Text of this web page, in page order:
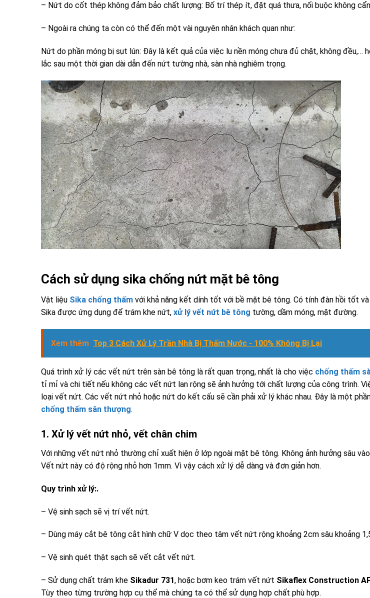
– Nứt do cốt thép không đảm bảo chất lượng: Bố trí thép ít, đặt quá thưa, nối buộc không
– Ngoài ra chúng ta còn có thể đến một vài nguyên nhân khách quan như:
Nứt do phần móng bị sụt lún: Đây là kết quả của việc lu nền móng chưa đủ chặt, không đều,…
lắc sau một thời gian dài dẫn đến nứt tường nhà, sàn nhà nghiêm trọng.
Cách sử dụng sika chống nứt mặt bê tông
Vật liệu Sika chống thấm với khả năng kết dính tốt với bề mặt bê tông. Có tính đàn hồi tốt và
Sika được ứng dụng để trám khe nứt, xử lý vết nứt bê tông tường, dầm móng, mặt đường.
Xem thêm Top 3 Cách Xử Lý Trần Nhà Bị Thấm Nước - 100% Không Bị Lại
Quá trình xử lý các vết nứt trên sàn bê tông là rất quan trọng, nhất là cho việc chống thấm
tỉ mỉ và chi tiết nếu không các vết nứt lan rộng sẽ ảnh hưởng tới chất lượng của công trình.
loại vết nứt. Các vết nứt nhỏ hoặc nứt do kết cấu sẽ cần phải xử lý khác nhau. Đây là một
chống thấm sân thượng.
1. Xử lý vết nứt nhỏ, vết chân chim
Với những vết nứt nhỏ thường chỉ xuất hiện ở lớp ngoài mặt bê tông. Không ảnh hưởng sâu
Vết nứt này có độ rộng nhỏ hơn 1mm. Vì vậy cách xử lý dễ dàng và đơn giản hơn.
Quy trình xử lý:.
– Vệ sinh sạch sẽ vị trí vết nứt.
– Dùng máy cắt bê tông cắt hình chữ V dọc theo tâm vết nứt rộng khoảng 2cm sâu khoảng
– Vệ sinh quét thật sạch sẽ vết cắt vết nứt.
– Sử dụng chất trám khe Sikadur 731, hoặc bơm keo trám vết nứt Sikaflex Construction
Tùy theo từng trường hợp cụ thể mà chúng ta có thể sử dụng hợp chất phù hợp.